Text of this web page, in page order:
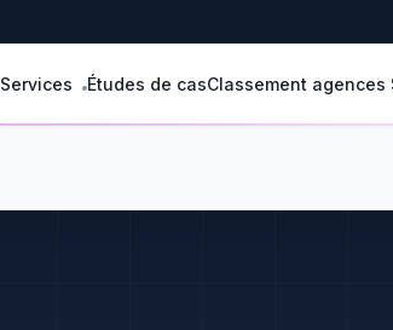
Services Études de casClassement agences